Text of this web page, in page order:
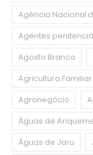
Agência Nacional
Agentes
Agosto Branco
Agricultura Familiar
Agronegócio
Águas de
Águas de Jaru